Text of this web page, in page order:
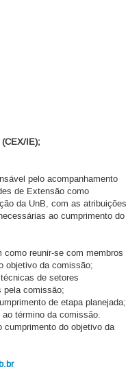
IE);
pelo acompanhamento
de Extensão como
da UnB, com as atribuições
ao cumprimento do
reunir-se com membros
objetivo da comissão;
de setores
pela comissão;
de etapa planejada;
término da comissão.
do objetivo da